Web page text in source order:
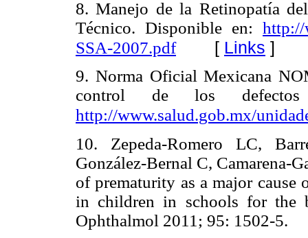
8. Manejo de la Retinopatía
Técnico. Disponible en: http://
SSA-2007.pdf[ Links ]
9. Norma Oficial Mexicana
control de los
http://www.salud.gob.mx/
10. Zepeda-Romero LC,
González-Bernal C, Camarena-
of prematurity as a major cause
in children in schools for the
Ophthalmol 2011; 95: